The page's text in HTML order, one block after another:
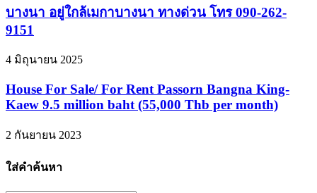
บางนา อยู่ใกล้เมกาบางนา ทางด่วน โทร 090-262-
9151
4 มิถุนายน 2025
House For Sale/ For Rent Passorn Bangna King-
Kaew 9.5 million baht (55,000 Thb per month)
2 กันยายน 2023
ใส่คำค้นหา